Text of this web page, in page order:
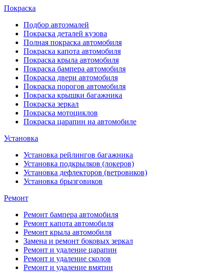
Покраска
Подбор автоэмалей
Покраска деталей кузова
Полная покраска автомобиля
Покраска капота автомобиля
Покраска крыла автомобиля
Покраска бампера автомобиля
Покраска двери автомобиля
Покраска порогов автомобиля
Покраска крышки багажника
Покраска зеркал
Покраска мотоциклов
Покраска царапин на автомобиле
Установка
Установка рейлингов багажника
Установка подкрылков (локеров)
Установка дефлекторов (ветровиков)
Установка брызговиков
Ремонт
Ремонт бампера автомобиля
Ремонт капота автомобиля
Ремонт крыла автомобиля
Замена и ремонт боковых зеркал
Ремонт и удаление царапин
Ремонт и удаление сколов
Ремонт и удаление вмятин